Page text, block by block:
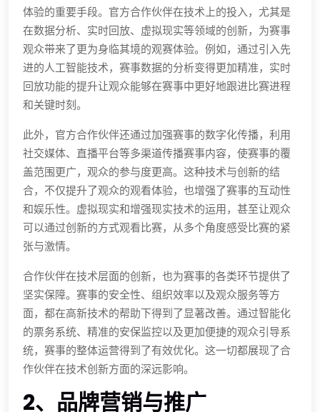
体验的重要手段。官方合作伙伴在技术上的投入，尤其是
在数据分析、实时回放、虚拟现实等领域的创新，为赛事
观众带来了更为身临其境的观赛体验。例如，通过引入先
进的人工智能技术，赛事数据的分析变得更加精准，实时
回放功能的提升让观众能够在赛事中更好地跟进比赛进程
和关键时刻。
此外，官方合作伙伴还通过加强赛事的数字化传播，利用
社交媒体、直播平台等多渠道传播赛事内容，使赛事的覆
盖范围更广，观众的参与度更高。这种技术与创新的结
合，不仅提升了观众的观看体验，也增强了赛事的互动性
和娱乐性。虚拟现实和增强现实技术的运用，甚至让观众
可以通过创新的方式观看比赛，从多个角度感受比赛的紧
张与激情。
合作伙伴在技术层面的创新，也为赛事的各类环节提供了
坚实保障。赛事的安全性、组织效率以及观众服务等方
面，都在高新技术的帮助下得到了显著改善。通过智能化
的票务系统、精准的安保监控以及更加便捷的观众引导系
统，赛事的整体运营得到了有效优化。这一切都展现了合
作伙伴在技术创新方面的深远影响。
2、品牌营销与推广